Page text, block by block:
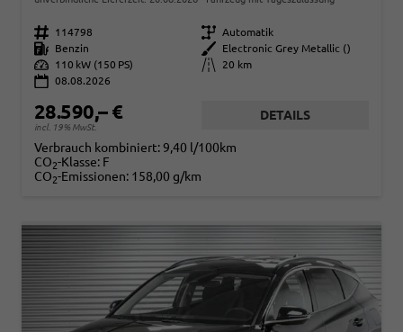
Fahrzeugnr. 114798 Getriebe Automatik
Kraftstoff
Benzin Außenfarbe
Electronic Grey Metallic ()
Leistung
110 kW (150 PS) Kilometerstand
20 km
08.08.2026
28.590,– €
incl. 19% MwSt.
DETAILS
Verbrauch kombiniert: 9,40 l/100km
CO2-Klasse: F
CO2-Emissionen: 158,00 g/km